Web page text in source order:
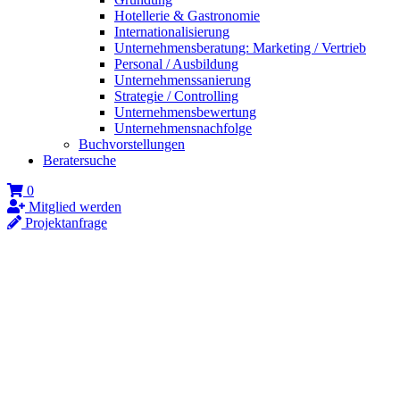
Hotellerie & Gastronomie
Internationalisierung
Unternehmensberatung: Marketing / Vertrieb
Personal / Ausbildung
Unternehmenssanierung
Strategie / Controlling
Unternehmensbewertung
Unternehmensnachfolge
Buchvorstellungen
Beratersuche
0
Mitglied werden
Projektanfrage